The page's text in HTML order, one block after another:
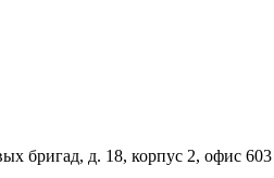
бригад, д. 18, корпус 2, офис 603